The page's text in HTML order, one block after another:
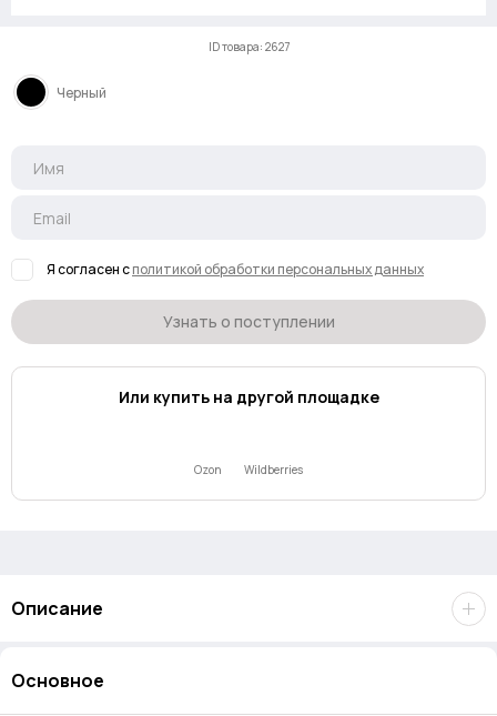
ID товара: 2627
Черный
Я согласен сполитикой обработки персональных данных
Узнать о поступлении
Или купить на другой площадке
Ozon Wildberries
Описание
Держатель на присоске 70mai для моделей m300/ m310/
Основное